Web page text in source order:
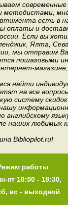
есть в
оплаты и
Если вы
Ялта,
мы отправим
пошаговыми
найти
на все
систему
английскому
наших любимых
Bibliopilot.ru!
работы
пт 10:00 - 18:30,
вс - выходной